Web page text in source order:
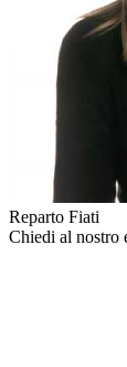
Reparto Fiati
Chiedi al nostro